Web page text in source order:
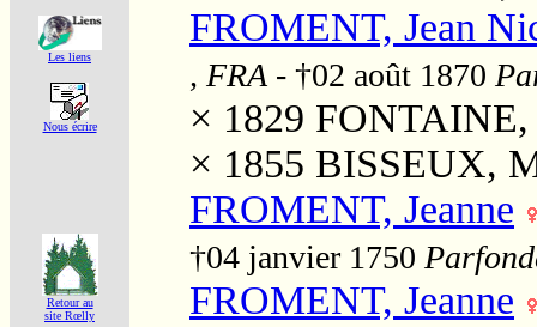
Les liens
Nous écrire
Retour au
site Rœlly
FROMENT, Jean
, FRA - †02 août 1870
× 1829 FONTAINE,
× 1855 BISSEUX,
FROMENT, Jeanne
†04 janvier 1750
FROMENT, Jeanne